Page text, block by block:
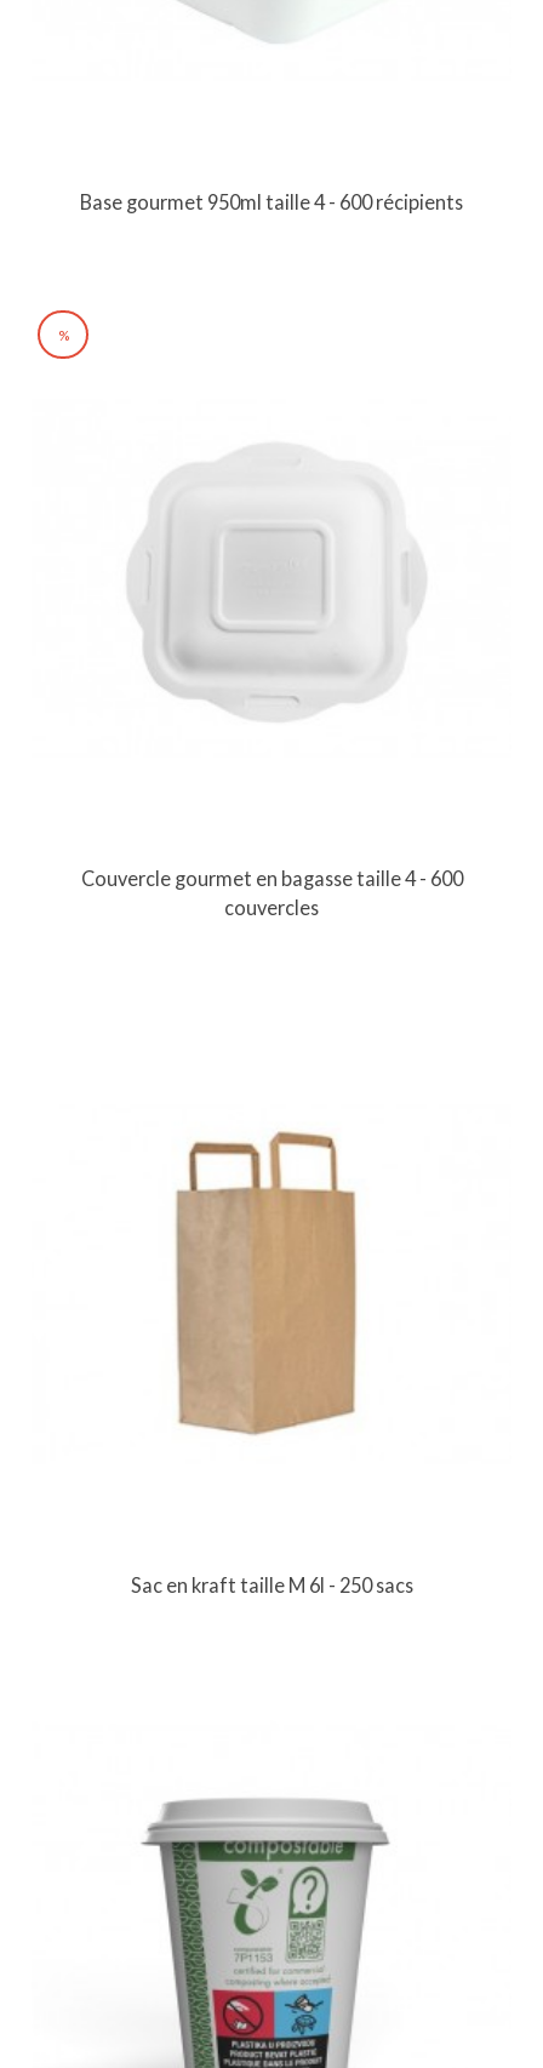
Base gourmet 950ml taille 4 - 600 récipients
%
Couvercle gourmet en bagasse taille 4 - 600
couvercles
Sac en kraft taille M 6l - 250 sacs